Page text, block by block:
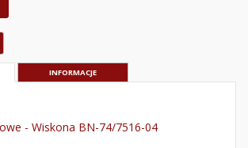
INFORMACJE
- Wiskona BN-74/7516-04